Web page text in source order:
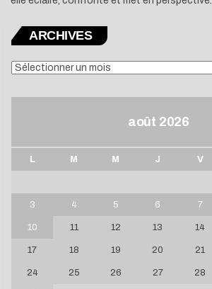
ARCHIVES
ARCHIVES
août 2026
L M M J V
3 4 5 6 7
10 11 12 13 14
17 18 19 20 21
24 25 26 27 28